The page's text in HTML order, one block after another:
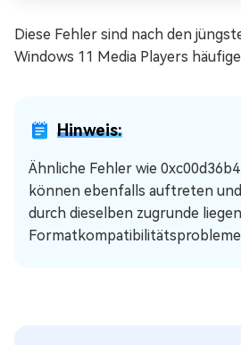
Diese Fehler sind nach den
Windows 11 Media Players
Hinweis:
Ähnliche Fehler wie
können ebenfalls auftreten
durch dieselben zugrunde